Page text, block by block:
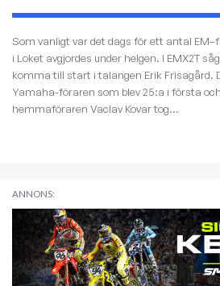
Som vanligt var det dags för ett antal
i Loket avgjordes under helgen. I EMX2T
komma till start i talangen Erik Frisagård.
Yamaha-föraren som blev 25:a i första
hemmaföraren Vaclav Kovar tog...
ANNONS: